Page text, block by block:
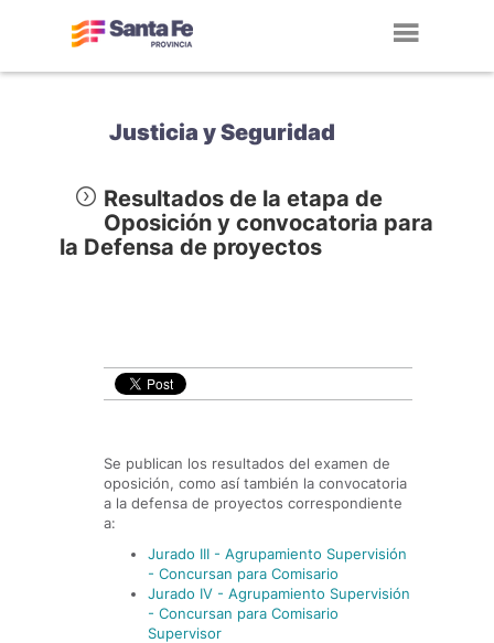
Justicia y Seguridad
Resultados de la etapa de
Oposición y convocatoria para
la Defensa de proyectos
Se publican los resultados del examen de
oposición, como así también la convocatoria
a la defensa de proyectos correspondiente
a:
Jurado III - Agrupamiento Supervisión
- Concursan para Comisario
Jurado IV - Agrupamiento Supervisión
- Concursan para Comisario
Supervisor